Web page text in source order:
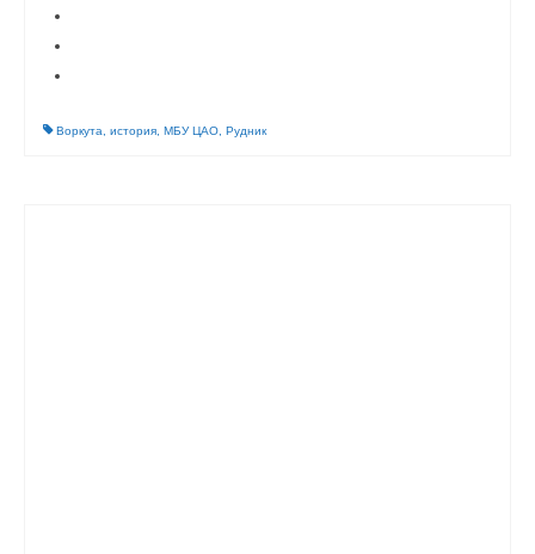
Воркута история МБУ ЦАО Рудник